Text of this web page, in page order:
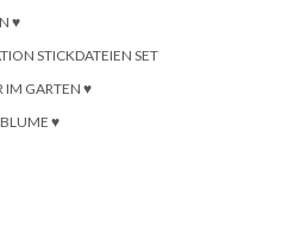
♥
STICKDATEIEN SET
IM GARTEN ♥
♥